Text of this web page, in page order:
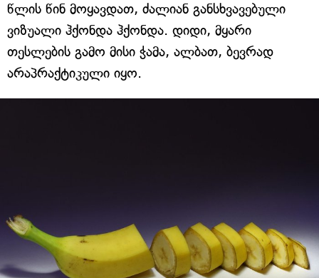
წლის წინ მოყავდათ, ძალიან განსხვავებული
ვიზუალი ჰქონდა ჰქონდა. დიდი, მყარი
თესლების გამო მისი ჭამა, ალბათ, ბევრად
არაპრაქტიკული იყო.